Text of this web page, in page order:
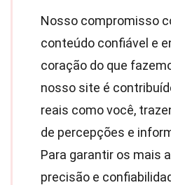
Nosso compromisso
conteúdo confiável e
coração do que
nosso site é
reais como você,
de percepções e
Para garantir os mais
precisão e